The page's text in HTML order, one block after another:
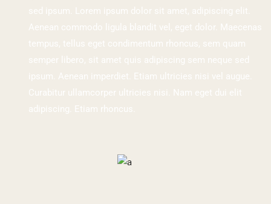
sed ipsum. Lorem ipsum dolor sit amet, adipiscing elit.
Aenean commodo ligula blandit vel, eget dolor. Maecenas
tempus, tellus eget condimentum rhoncus, sem quam
semper libero, sit amet quis adipiscing sem neque sed
ipsum. Aenean imperdiet. Etiam ultricies nisi vel augue.
Curabitur ullamcorper ultricies nisi. Nam eget dui elit
adipiscing. Etiam rhoncus.